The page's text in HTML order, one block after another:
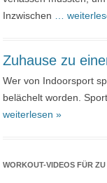
Inzwischen
…
Zuhause zu
Wer von Indoorsport
belächelt worden.
weiterlesen »
WORKOUT-VIDEOS FÜR